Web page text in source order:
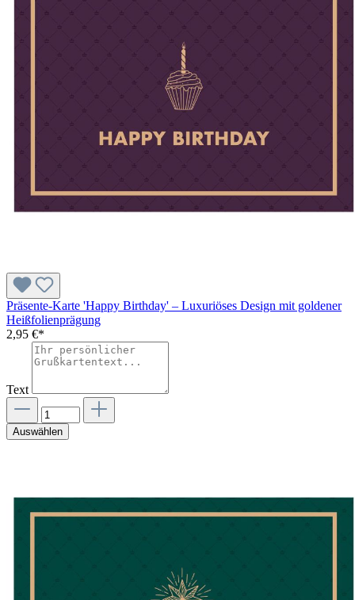
Präsente-Karte 'Happy Birthday' – Luxuriöses Design mit goldener
Heißfolienprägung
2,95 €*
Text
Auswählen